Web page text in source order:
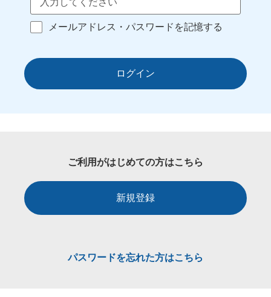
メールアドレス・パスワードを記憶する
ログイン
ご利用がはじめての方はこちら
新規登録
パスワードを忘れた方はこちら